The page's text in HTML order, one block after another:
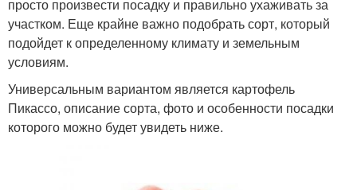
просто произвести посадку и правильно ухаживать за
участком. Еще крайне важно подобрать сорт, который
подойдет к определенному климату и земельным
условиям.
Универсальным вариантом является картофель
Пикассо, описание сорта, фото и особенности посадки
которого можно будет увидеть ниже.